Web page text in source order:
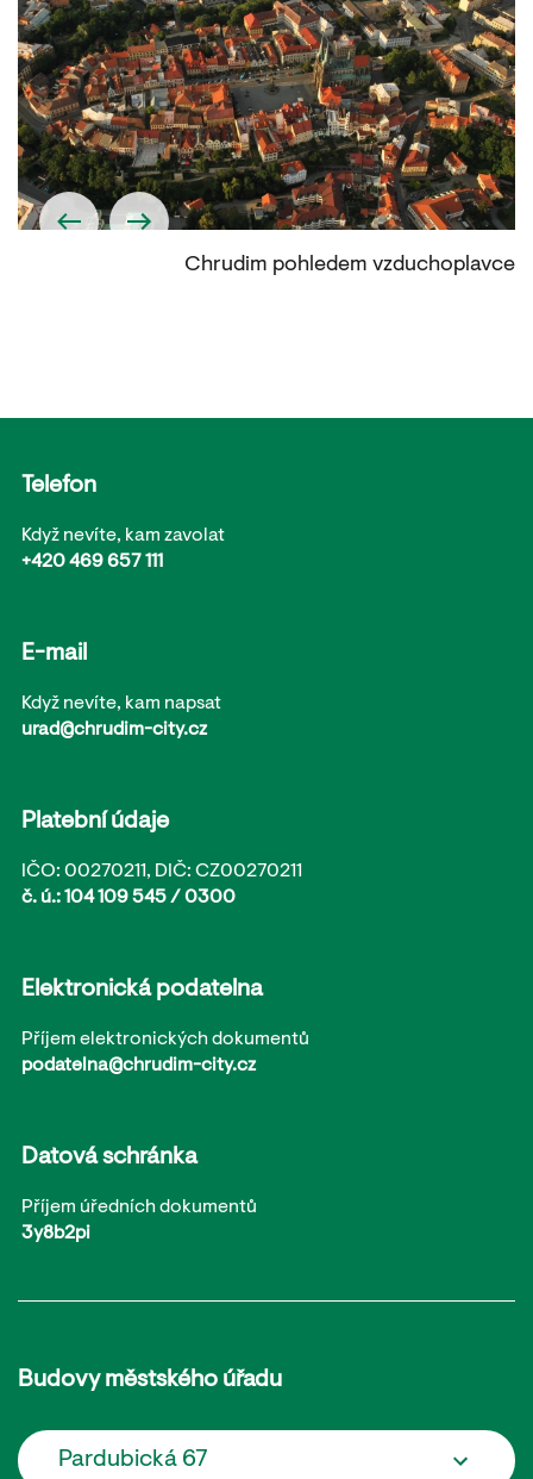
Chrudim pohledem vzduchoplavce
Telefon
Když nevíte, kam zavolat
+420 469 657 111
E-mail
Když nevíte, kam napsat
urad@chrudim-city.cz
Platební údaje
IČO: 00270211, DIČ: CZ00270211
č. ú.: 104 109 545 / 0300
Elektronická podatelna
Příjem elektronických dokumentů
podatelna@chrudim-city.cz
Datová schránka
Příjem úředních dokumentů
3y8b2pi
Budovy městského úřadu
Pardubická 67